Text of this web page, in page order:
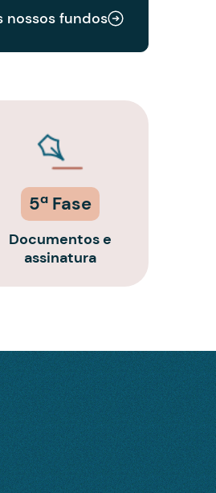
nossos fundos
5ª Fase
Documentos e
assinatura